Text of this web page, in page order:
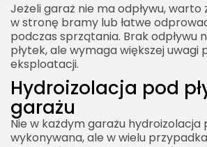
Jeżeli garaż nie ma odpływu,
w stronę bramy lub łatwe
podczas sprzątania. Brak odpływu
płytek, ale wymaga większej uwagi
eksploatacji.
Hydroizolacja pod
garażu
Nie w każdym garażu hydroizolacja
wykonywana, ale w wielu